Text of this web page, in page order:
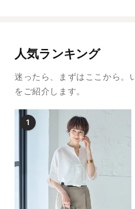
人気ランキング
迷ったら、まずはここから。
をご紹介します。
1